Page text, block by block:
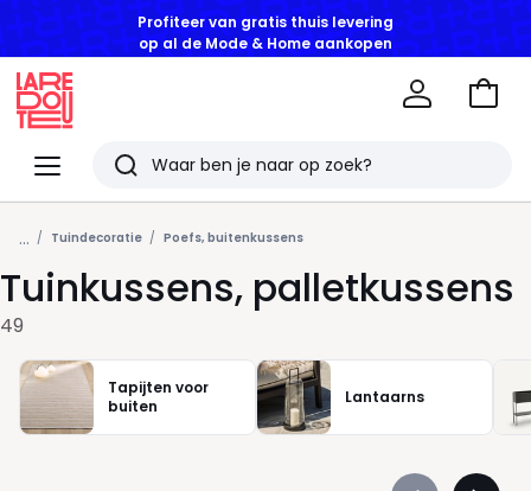
Menu
Redoute
Zoeken
Laatst
bekeken
artikelen
Naar
... Tuindecoratie Poefs, buitenkussens
Tuinkussens, palletkussens
49
Tapijten voor
buiten
Lantaarns